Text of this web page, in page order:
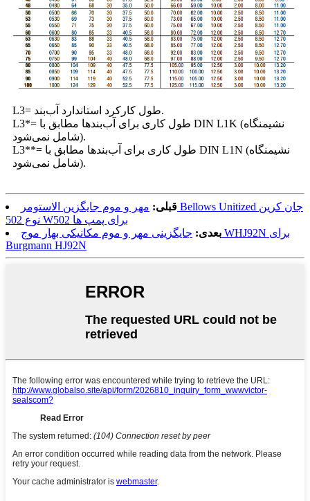
L3= طول کارکرد استاندارد آب‌بند.
L3*= طول کاری برای آب‌بندها مطابق با DIN L1K (نشیمنگاه
شامل نمی‌شود).
L3**= طول کاری برای آب‌بندها مطابق با DIN L1N (نشیمنگاه
شامل نمی‌شود).
قبلی: مهر و موم جایگزین الاستومر Bellows Unitized جان کرین
نوع 502 W502 برای پمپ ها
بعدی: جایگزینی مهر و موم مکانیکی بهار موج WHJ92N برای
Burgmann HJ92N